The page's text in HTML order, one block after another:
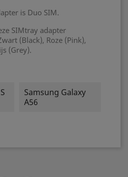
is Duo SIM.
SIMtray adapter
(Black), Roze (Pink),
(Grey).
Samsung Galaxy
A56